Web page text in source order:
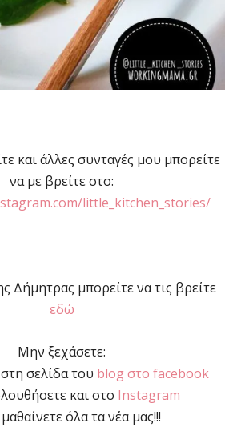
και άλλες συνταγές μου μπορείτε
να με βρείτε στο:
little_kitchen_stories/
Δήμητρας μπορείτε να τις βρείτε
εδώ
Μην ξεχάσετε:
σελίδα του blog στο facebook
και στο Instagram
όλα τα νέα μας!!!